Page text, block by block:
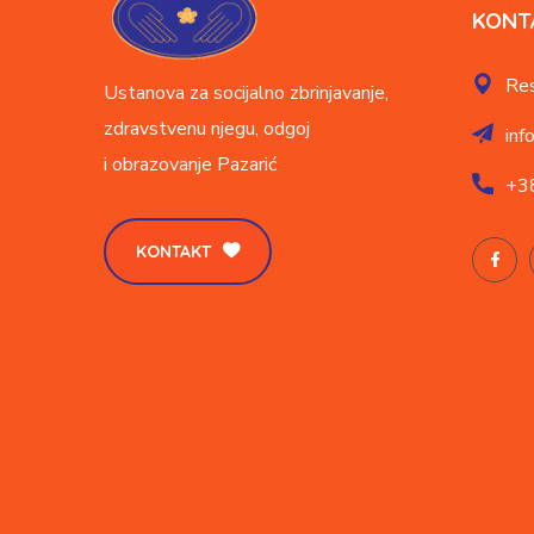
Ustanova za socijalno zbrinjavanje,
zdravstvenu njegu, odgoj
i obrazovanje Pazarić
KONTAKT